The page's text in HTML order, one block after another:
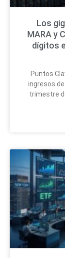
Los
MARA y
dígitos
Puntos
ingresos
trimestre